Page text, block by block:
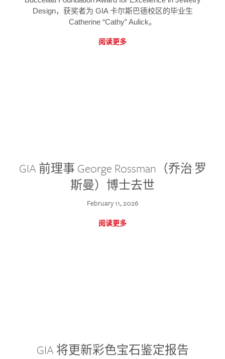
Design，获奖者为 GIA 卡尔斯巴德校区的毕业生
Catherine “Cathy” Aulick。
阅读更多
GIA 前理事 George Rossman（乔治·罗
斯曼）博士去世
February 11, 2026
阅读更多
GIA 将更新彩色宝石鉴定报告